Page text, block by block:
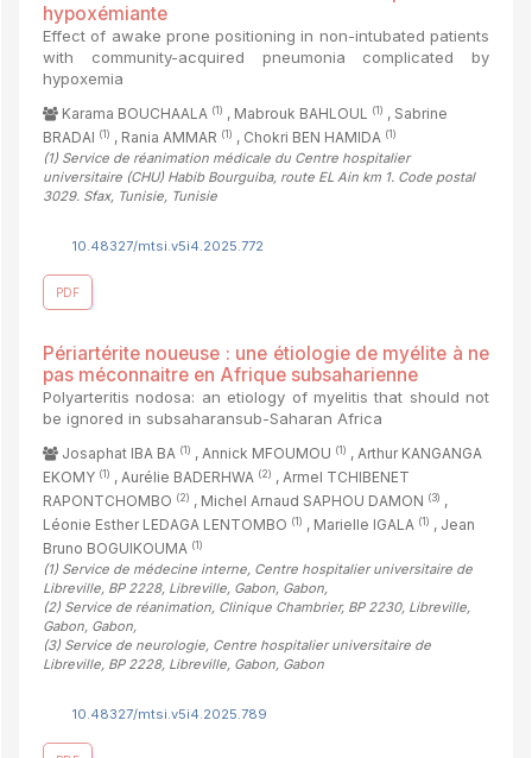
hypoxémiante
Effect of awake prone positioning in non-intubated patients
with community-acquired pneumonia complicated by
hypoxemia
Karama BOUCHAALA (1) , Mabrouk BAHLOUL (1) , Sabrine
BRADAI (1) , Rania AMMAR (1) , Chokri BEN HAMIDA (1)
(1) Service de réanimation médicale du Centre hospitalier
universitaire (CHU) Habib Bourguiba, route EL Ain km 1. Code postal
3029. Sfax, Tunisie, Tunisie
10.48327/mtsi.v5i4.2025.772
PDF
Périartérite noueuse : une étiologie de myélite à ne
pas méconnaitre en Afrique subsaharienne
Polyarteritis nodosa: an etiology of myelitis that should not
be ignored in subsaharansub-Saharan Africa
Josaphat IBA BA (1) , Annick MFOUMOU (1) , Arthur KANGANGA
EKOMY (1) , Aurélie BADERHWA (2) , Armel TCHIBENET
RAPONTCHOMBO (2) , Michel Arnaud SAPHOU DAMON (3) ,
Léonie Esther LEDAGA LENTOMBO (1) , Marielle IGALA (1) , Jean
Bruno BOGUIKOUMA (1)
(1) Service de médecine interne, Centre hospitalier universitaire de
Libreville, BP 2228, Libreville, Gabon, Gabon,
(2) Service de réanimation, Clinique Chambrier, BP 2230, Libreville,
Gabon, Gabon,
(3) Service de neurologie, Centre hospitalier universitaire de
Libreville, BP 2228, Libreville, Gabon, Gabon
10.48327/mtsi.v5i4.2025.789